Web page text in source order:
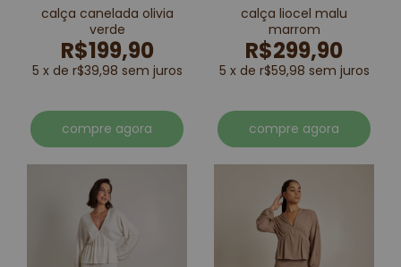
calça canelada olivia
verde
R$199,90
5 x de r$39,98 sem juros
compre agora
calça liocel malu
marrom
R$299,90
5 x de r$59,98 sem juros
compre agora